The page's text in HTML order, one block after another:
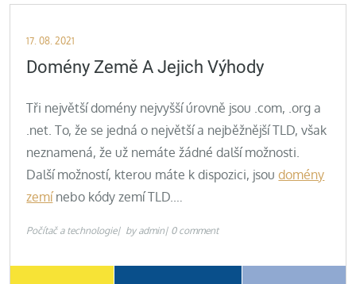
Posted
on
17. 08. 2021
Domény Země A Jejich Výhody
Tři největší domény nejvyšší úrovně jsou .com, .org a
.net. To, že se jedná o největší a nejběžnější TLD, však
neznamená, že už nemáte žádné další možnosti.
Další možností, kterou máte k dispozici, jsoudomény
zemínebo kódy zemí TLD.…
Počítač a technologie by admin 0 comment